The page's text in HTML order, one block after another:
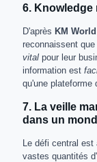
6. Knowledge
D'après KM
reconnaissent
vital pour leur
information est
qu'une plateforme
7. La veille
dans un
Le défi central
vastes quantités